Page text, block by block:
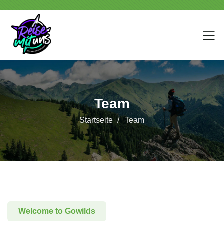
Team
Startseite Team
Welcome to Gowilds